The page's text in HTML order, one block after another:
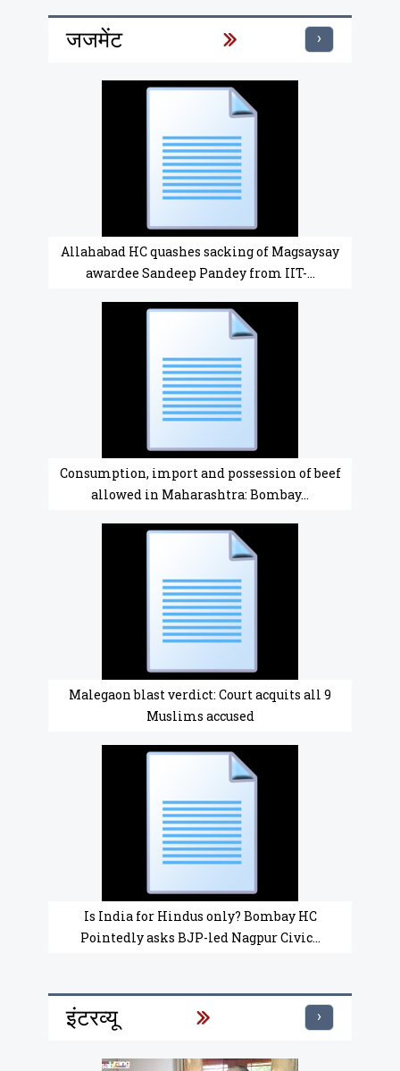
जजमेंट
Allahabad HC quashes sacking of Magsaysay
awardee Sandeep Pandey from IIT-...
Consumption, import and possession of beef
allowed in Maharashtra: Bombay...
Malegaon blast verdict: Court acquits all 9
Muslims accused
Is India for Hindus only? Bombay HC
Pointedly asks BJP-led Nagpur Civic...
›
इंटरव्यू ›